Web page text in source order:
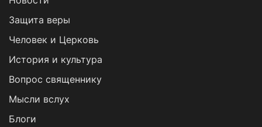
Защита веры
Человек и Церковь
История и культура
Вопрос священнику
Мысли вслух
Блоги